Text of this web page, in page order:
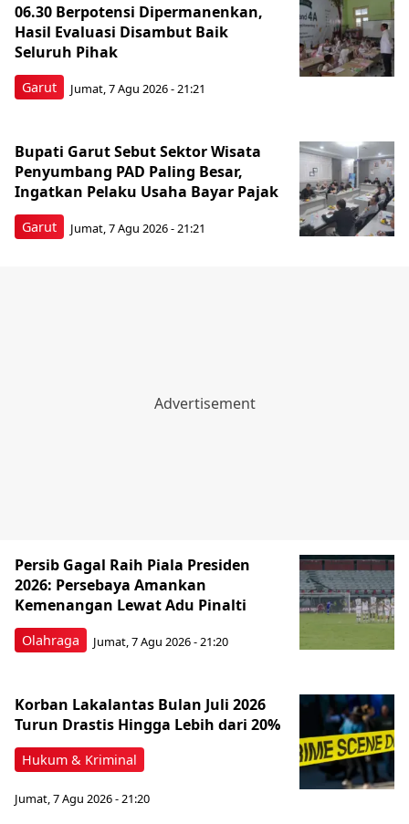
Garut
06.30 Berpotensi Dipermanenkan,
Hasil Evaluasi Disambut Baik
Seluruh Pihak
Jumat, 7 Agu 2026 - 21:21
Garut
Bupati Garut Sebut Sektor Wisata
Penyumbang PAD Paling Besar,
Ingatkan Pelaku Usaha Bayar Pajak
Jumat, 7 Agu 2026 - 21:21
Olahraga
Persib Gagal Raih Piala Presiden
2026: Persebaya Amankan
Kemenangan Lewat Adu Pinalti
Jumat, 7 Agu 2026 - 21:20
Hukum & Kriminal
Korban Lakalantas Bulan Juli 2026
Turun Drastis Hingga Lebih dari 20%
Jumat, 7 Agu 2026 - 21:20